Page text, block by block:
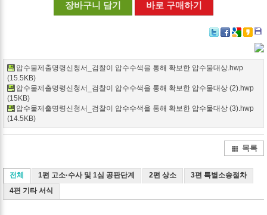
장바구니 담기 바로 구매하기
Google+
압수물제출명령신청서_검찰이 압수수색을 통해 확보한 압수물대상.hwp
(15.5KB)
압수물제출명령신청서_검찰이 압수수색을 통해 확보한 압수물대상 (2).hwp
(15KB)
압수물제출명령신청서_검찰이 압수수색을 통해 확보한 압수물대상 (3).hwp
(14.5KB)
목록
전체 1편 고소·수사 및 1심 공판단계 2편 상소
3편 특별소송절차
4편 기타 서식